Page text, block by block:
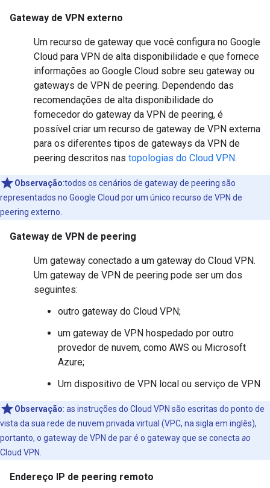
Gateway de VPN externo
Um recurso de gateway que você configura no Google
Cloud para VPN de alta disponibilidade e que fornece
informações ao Google Cloud sobre seu gateway ou
gateways de VPN de peering. Dependendo das
recomendações de alta disponibilidade do
fornecedor do gateway da VPN de peering, é
possível criar um recurso de gateway de VPN externa
para os diferentes tipos de gateways da VPN de
peering descritos nas topologias do Cloud VPN.
Observação:todos os cenários de gateway de peering são
representados no Google Cloud por um único recurso de VPN de
peering externo.
Gateway de VPN de peering
Um gateway conectado a um gateway do Cloud VPN.
Um gateway de VPN de peering pode ser um dos
seguintes:
outro gateway do Cloud VPN;
um gateway de VPN hospedado por outro
provedor de nuvem, como AWS ou Microsoft
Azure;
Um dispositivo de VPN local ou serviço de VPN
Observação: as instruções do Cloud VPN são escritas do ponto de
vista da sua rede de nuvem privada virtual (VPC, na sigla em inglês),
portanto, o gateway de VPN de par é o gateway que se conecta ao
Cloud VPN.
Endereço IP de peering remoto